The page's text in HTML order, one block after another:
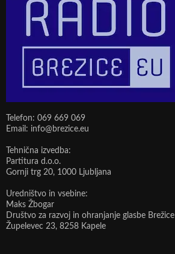
Telefon: 069 669 069
Email: info@brezice.eu
Tehnična izvedba:
Partitura d.o.o.
Gornji trg 20, 1000 Ljubljana
Uredništvo in vsebine:
Maks Žbogar
Društvo za razvoj in ohranjanje glasbe Brežice
Župelevec 23, 8258 Kapele